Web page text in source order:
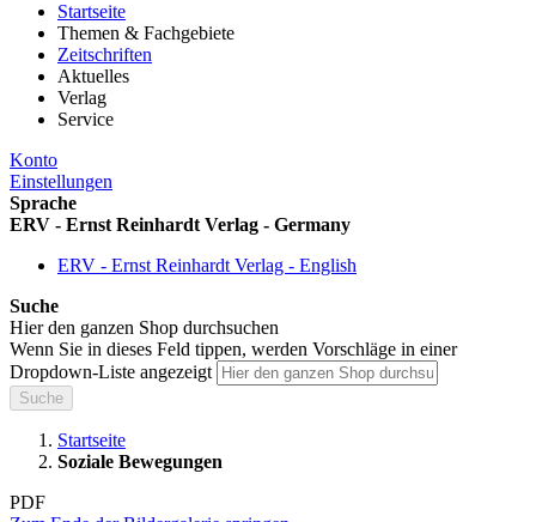
Startseite
Themen & Fachgebiete
Zeitschriften
Aktuelles
Verlag
Service
Konto
Einstellungen
Sprache
ERV - Ernst Reinhardt Verlag - Germany
ERV - Ernst Reinhardt Verlag - English
Suche
Hier den ganzen Shop durchsuchen
Wenn Sie in dieses Feld tippen, werden Vorschläge in einer
Dropdown-Liste angezeigt
Suche
Startseite
Soziale Bewegungen
PDF